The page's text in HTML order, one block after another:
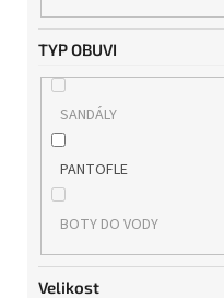
WINK
ZAXY
TYP OBUVI
SANDÁLY
PANTOFLE
BOTY DO VODY
Velikost